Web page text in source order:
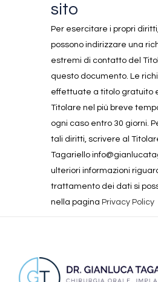
sito
Per esercitare i propri
possono indirizzare una
estremi di contatto del
questo documento. Le
effettuate a titolo gratuito
Titolare nel più breve
ogni caso entro 30 giorni.
tali diritti, scrivere al
Tagariello
ulteriori informazioni
trattamento dei dati si
nella pagina Privacy Policy